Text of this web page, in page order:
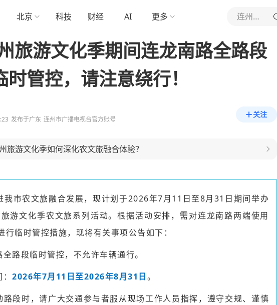
北京 科技 财经 AI 更多 连州新视界
旅游文化季期间连龙南路全路段
管控，请注意绕行！
发布于广东 连州市广播电视台官方账号
关注
旅游文化季如何深化农文旅融合体验？
我市农文旅融合发展，现计划于2026年7月11日至8月31日期间举办
游文化季农文旅系列活动。根据活动安排，需对连龙南路两端使用
行临时管控措施，现将有关事项公告如下：
路段临时管控，不允许车辆通行。
：2026年7月11日至2026年8月31日。
路段时，请广大交通参与者服从现场工作人员指挥，遵守交规、谨慎